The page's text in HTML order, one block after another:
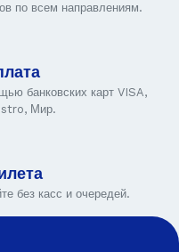
по всем направлениям.
банковских карт VISA,
Мир.
без касс и очередей.